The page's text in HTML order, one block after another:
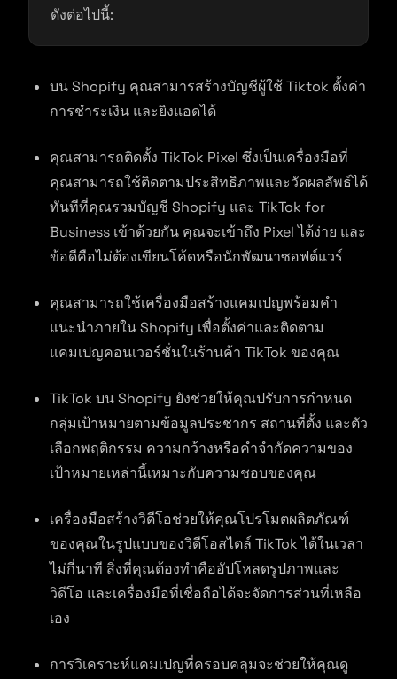
ดังต่อไปนี้:
บน Shopify คุณสามารสร้างบัญชีผู้ใช้ Tiktok ตั้งค่า
การชำระเงิน และยิงแอดได้
คุณสามารถติดตั้ง TikTok Pixel ซึ่งเป็นเครื่องมือที่
คุณสามารถใช้ติดตามประสิทธิภาพและวัดผลลัพธ์ได้
ทันทีที่คุณรวมบัญชี Shopify และ TikTok for
Business เข้าด้วยกัน คุณจะเข้าถึง Pixel ได้ง่าย และ
ข้อดีคือไม่ต้องเขียนโค้ดหรือนักพัฒนาซอฟต์แวร์
คุณสามารถใช้เครื่องมือสร้างแคมเปญพร้อมคำ
แนะนำภายใน Shopify เพื่อตั้งค่าและติดตาม
แคมเปญคอนเวอร์ชั่นในร้านค้า TikTok ของคุณ
TikTok บน Shopify ยังช่วยให้คุณปรับการกำหนด
กลุ่มเป้าหมายตามข้อมูลประชากร สถานที่ตั้ง และตัว
เลือกพฤติกรรม ความกว้างหรือคำจำกัดความของ
เป้าหมายเหล่านี้เหมาะกับความชอบของคุณ
เครื่องมือสร้างวิดีโอช่วยให้คุณโปรโมตผลิตภัณฑ์
ของคุณในรูปแบบของวิดีโอสไตล์ TikTok ได้ในเวลา
ไม่กี่นาที สิ่งที่คุณต้องทำคืออัปโหลดรูปภาพและ
วิดีโอ และเครื่องมือที่เชื่อถือได้จะจัดการส่วนที่เหลือ
เอง
การวิเคราะห์แคมเปญที่ครอบคลุมจะช่วยให้คุณดู